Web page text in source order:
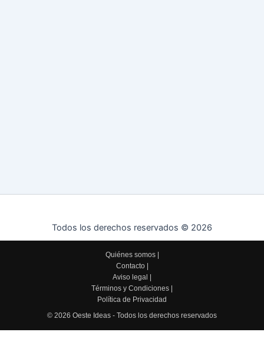
Todos los derechos reservados © 2026
Quiénes somos|
Contacto|
Aviso legal
Términos y Condiciones
Política de Privacidad
© 2026 Oeste Ideas - Todos los derechos reservados